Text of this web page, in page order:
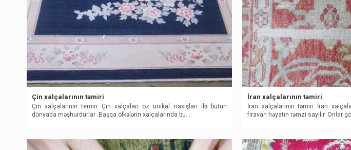
Çin xalçalarının təmiri
Çin xalçalarının temiri Çin xalçaları öz unikal naxışları ilə bütün
dünyada məşhurdurlar .Başqa ölkələrin xalçalarında bu…
İran xalçalarının təmiri
İran xalçalarının təmiri İran
firavan həyatın rəmzi sayılır. Onlar